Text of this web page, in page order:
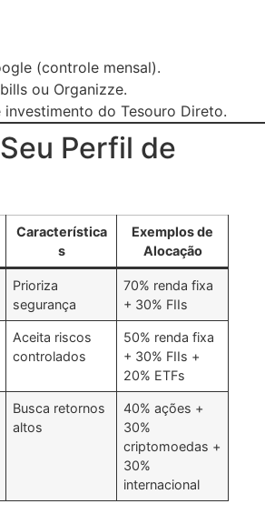
(controle mensal).
ou Organizze.
investimento do Tesouro Direto.
Perfil de
Característica
s
Exemplos de
Alocação
Prioriza
segurança
70% renda fixa
+ 30% FIIs
Aceita riscos
controlados
50% renda fixa
+ 30% FIIs +
20% ETFs
Busca retornos
altos
40% ações +
30%
criptomoedas +
30%
internacional